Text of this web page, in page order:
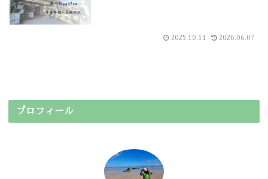
2025.10.11 2026.06.07
プロフィール